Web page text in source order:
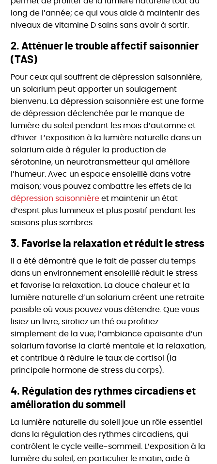
long de l’année; ce qui vous aide à maintenir des
niveaux de vitamine D sains sans avoir à sortir.
2. Atténuer le trouble affectif saisonnier
(TAS)
Pour ceux qui souffrent de dépression saisonnière,
un solarium peut apporter un soulagement
bienvenu. La dépression saisonnière est une forme
de dépression déclenchée par le manque de
lumière du soleil pendant les mois d’automne et
d’hiver. L’exposition à la lumière naturelle dans un
solarium aide à réguler la production de
sérotonine, un neurotransmetteur qui améliore
l’humeur. Avec un espace ensoleillé dans votre
maison; vous pouvez combattre les effets de la
dépression saisonnièreet maintenir un état
d’esprit plus lumineux et plus positif pendant les
saisons plus sombres.
3. Favorise la relaxation et réduit le stress
Il a été démontré que le fait de passer du temps
dans un environnement ensoleillé réduit le stress
et favorise la relaxation. La douce chaleur et la
lumière naturelle d’un solarium créent une retraite
paisible où vous pouvez vous détendre. Que vous
lisiez un livre, sirotiez un thé ou profitiez
simplement de la vue; l’ambiance apaisante d’un
solarium favorise la clarté mentale et la relaxation,
et contribue à réduire le taux de cortisol (la
principale hormone de stress du corps).
4. Régulation des rythmes circadiens et
amélioration du sommeil
La lumière naturelle du soleil joue un rôle essentiel
dans la régulation des rythmes circadiens, qui
contrôlent le cycle veille-sommeil. L’exposition à la
lumière du soleil; en particulier le matin, aide à